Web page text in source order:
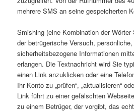
mehrere SMS an seine gespeicherten
Smishing (eine Kombination der
der betrügerische Versuch,
sicherheitsbezogene Informationen
erlangen. Die Textnachricht wird Sie
einen Link anzuklicken oder eine
Ihr Konto zu „prüfen“, „aktualisieren“
Link führt zu einer gefälschten
zu einem Betrüger, der vorgibt, das